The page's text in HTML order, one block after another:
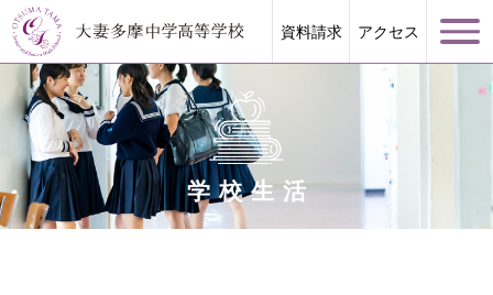
資料請求 アクセス
学校案内
学校生活